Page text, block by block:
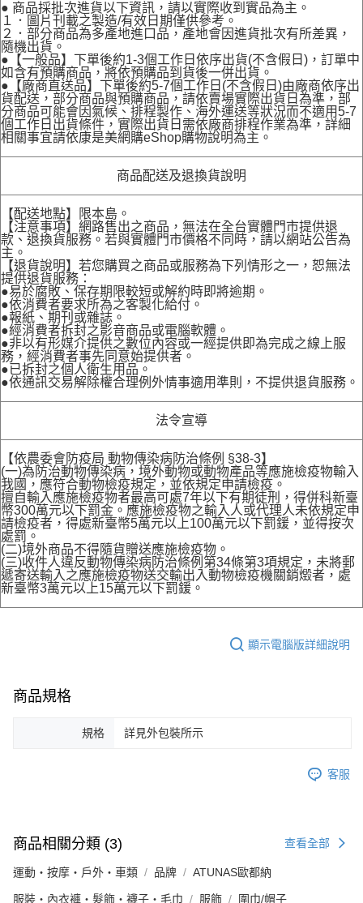
● 商品採批次進貨以下資訊，請以實際收到實品為主。
１．圖片刊載之製造/有效日期僅供參考。
２．部分商品為多產地進口品，產地會因進貨批次有所差異，
隨機出貨。
●【一般品】下單後約1-3個工作日依序出貨(不含假日)，訂單中
如含有預購商品，將依預購品到貨後一併出貨。
●【廠商直送品】下單後約5-7個工作日(不含假日)由廠商依序出
貨配送，部分商品與預購商品，請依賣場實際出貨日為準，部
分商品可能會因氣候、排程製作、海外運送等狀況而不適用5-7
個工作日出貨條件，實際出貨日需依廠商排程作業為準，詳細
相關事宜請依康是美網購eShop購物說明為主。
商品配送及退換貨說明
【配送地點】限本島。
【注意事項】網路售出之商品，無法在全台實體門市提供退
款、退換貨服務。若與實體門市價格不同時，請以網站公告為
主。
【退貨說明】若您購買之商品或服務為下列情形之一，恕無法
提供退貨服務：
●易於腐敗、保存期限較短或解約時即將逾期。
●依消費者要求所為之客製化給付。
●報紙、期刊或雜誌。
●經消費者拆封之影音商品或電腦軟體。
●非以有形媒介提供之數位內容或一經提供即為完成之線上服
務，經消費者事先同意始提供者。
●已拆封之個人衛生用品。
●依通訊交易解除權合理例外情事適用準則，不提供退貨服務。
法令宣導
【依農委會防疫局 動物傳染病防治條例 §38-3】
(一)為防治動物傳染病，境外動物或動物產品等應施檢疫物輸入
我國，應符合動物檢疫規定，並依規定申請檢疫。
擅自輸入應施檢疫物者最高可處7年以下有期徒刑，得併科新臺
幣300萬元以下罰金。應施檢疫物之輸入人或代理人未依規定申
請檢疫者，得處新臺幣5萬元以上100萬元以下罰鍰，並得按次
處罰。
(二)境外商品不得隨貨贈送應施檢疫物。
(三)收件人違反動物傳染病防治條例第34條第3項規定，未將郵
遞寄送輸入之應施檢疫物送交輸出入動物檢疫機關銷燬者，處
新臺幣3萬元以上15萬元以下罰鍰。
顯示電腦版詳細說明
商品規格
規格 詳見外包裝所示
客服
商品相關分類 (3) 查看全部
運動・按摩・戶外・車類 品牌 ATUNAS歐都納
服裝・內衣褲・髮飾・襪子・毛巾 服飾 圍巾/帽子